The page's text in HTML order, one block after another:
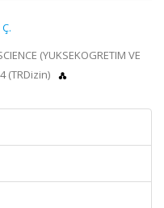
(YUKSEKOGRETIM VE
(TRDizin)